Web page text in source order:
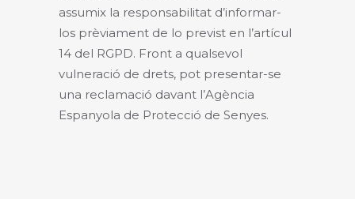
assumix la responsabilitat d’informar-
los prèviament de lo previst en l’artícul
14 del RGPD. Front a qualsevol
vulneració de drets, pot presentar-se
una reclamació davant l’Agència
Espanyola de Protecció de Senyes.